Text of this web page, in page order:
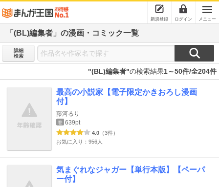
新規登録 ログイン メニュー
「(BL)編集者」の漫画・コミック一覧
詳細
検索
"(BL)編集者"の検索結果1～50件/全204件
最高の小説家【電子限定かきおろし漫画
付】
藤河るり
巻 639pt
4.0 （3件）
お気に入り：956人
気まぐれなジャガー【単行本版】【ペーパ
ー付】